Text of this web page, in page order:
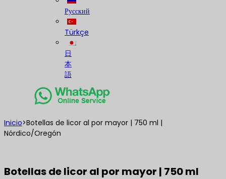
Русский
Türkçe
日
本
語
Inicio>Botellas de licor al por mayor | 750 ml |
Nórdico/Oregón
Botellas de licor al por mayor | 750 ml